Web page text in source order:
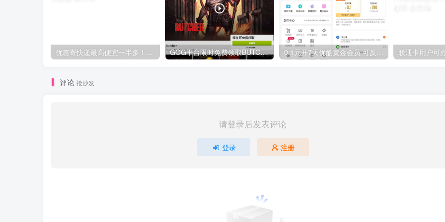
优惠寄快递最高便宜一半多！白鸽惠递 GOG平台限时免费领取BUTCHER（屠夫） 0.1元开7天优酷黄金会员 可反复开通需要关闭自动续费
评论 抢沙发
请登录后发表评论
登录 注册